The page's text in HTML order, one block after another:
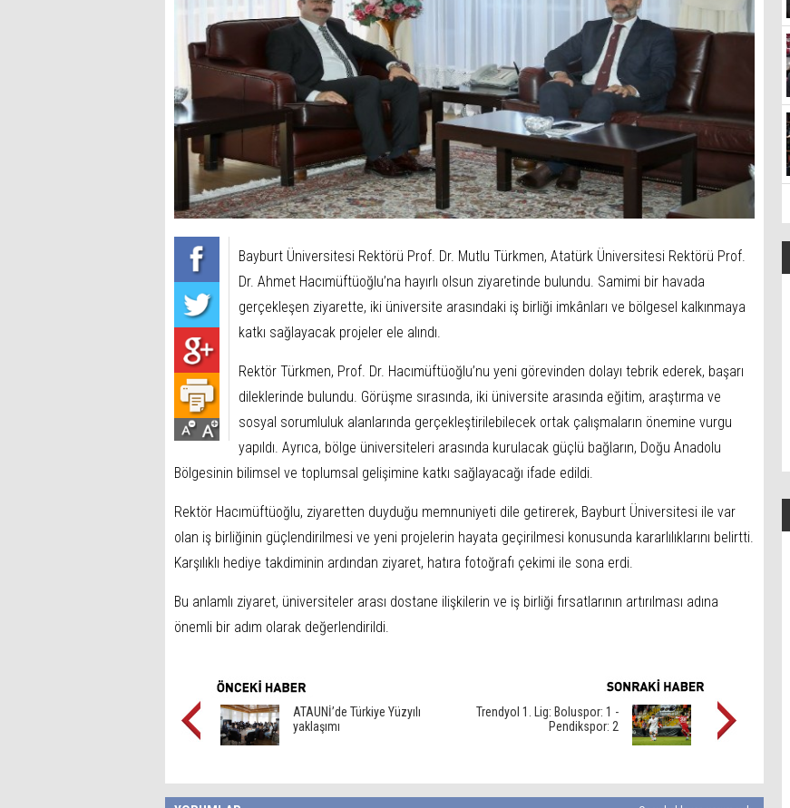
Bayburt Üniversitesi Rektörü Prof. Dr. Mutlu Türkmen, Atatürk Üniversitesi Rektörü Prof.
Dr. Ahmet Hacımüftüoğlu’na hayırlı olsun ziyaretinde bulundu. Samimi bir havada
gerçekleşen ziyarette, iki üniversite arasındaki iş birliği imkânları ve bölgesel kalkınmaya
katkı sağlayacak projeler ele alındı.
Rektör Türkmen, Prof. Dr. Hacımüftüoğlu’nu yeni görevinden dolayı tebrik ederek, başarı
dileklerinde bulundu. Görüşme sırasında, iki üniversite arasında eğitim, araştırma ve
sosyal sorumluluk alanlarında gerçekleştirilebilecek ortak çalışmaların önemine vurgu
yapıldı. Ayrıca, bölge üniversiteleri arasında kurulacak güçlü bağların, Doğu Anadolu
Bölgesinin bilimsel ve toplumsal gelişimine katkı sağlayacağı ifade edildi.
Rektör Hacımüftüoğlu, ziyaretten duyduğu memnuniyeti dile getirerek, Bayburt Üniversitesi ile var
olan iş birliğinin güçlendirilmesi ve yeni projelerin hayata geçirilmesi konusunda kararlılıklarını belirtti.
Karşılıklı hediye takdiminin ardından ziyaret, hatıra fotoğrafı çekimi ile sona erdi.
Bu anlamlı ziyaret, üniversiteler arası dostane ilişkilerin ve iş birliği fırsatlarının artırılması adına
önemli bir adım olarak değerlendirildi.
ATAUNİ’de Türkiye Yüzyılı
yaklaşımı
Trendyol 1. Lig: Boluspor: 1 -
Pendikspor: 2